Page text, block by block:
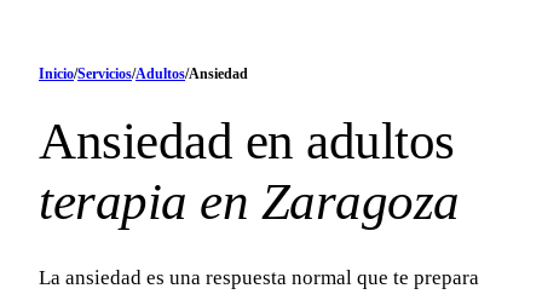
Inicio/Servicios/Adultos/Ansiedad
Ansiedad en adultos
terapia en Zaragoza
La ansiedad es una respuesta normal que te prepara